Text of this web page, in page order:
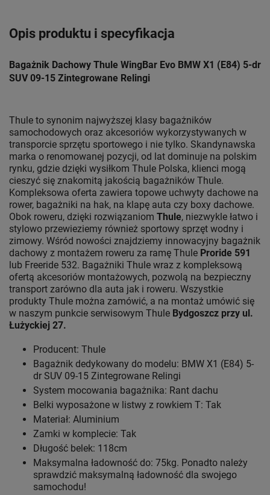
Opis produktu i specyfikacja
Bagażnik Dachowy Thule WingBar Evo BMW X1 (E84) 5-dr
SUV 09-15 Zintegrowane Relingi
Thule to synonim najwyższej klasy bagażników
samochodowych oraz akcesoriów wykorzystywanych w
transporcie sprzętu sportowego i nie tylko. Skandynawska
marka o renomowanej pozycji, od lat dominuje na polskim
rynku, gdzie dzięki wysiłkom Thule Polska, klienci mogą
cieszyć się znakomitą jakością bagażników Thule.
Kompleksowa oferta zawiera topowe uchwyty dachowe na
rower, bagażniki na hak, na klapę auta czy boxy dachowe.
Obok roweru, dzięki rozwiązaniom Thule, niezwykle łatwo i
stylowo przewieziemy również sportowy sprzęt wodny i
zimowy. Wśród nowości znajdziemy innowacyjny bagażnik
dachowy z montażem roweru za ramę Thule Proride 591
lub Freeride 532. Bagażniki Thule wraz z kompleksową
ofertą akcesoriów montażowych, pozwolą na bezpieczny
transport zarówno dla auta jak i roweru. Wszystkie
produkty Thule można zamówić, a na montaż umówić się
w naszym punkcie serwisowym Thule Bydgoszcz przy ul.
Łużyckiej 27.
Producent: Thule
Bagażnik dedykowany do modelu: BMW X1 (E84) 5-
dr SUV 09-15 Zintegrowane Relingi
System mocowania bagażnika: Rant dachu
Belki wyposażone w listwy z rowkiem T: Tak
Materiał: Aluminium
Zamki w komplecie: Tak
Długość belek: 118cm
Maksymalna ładowność do: 75kg. Ponadto należy
sprawdzić maksymalną ładowność dla swojego
samochodu!